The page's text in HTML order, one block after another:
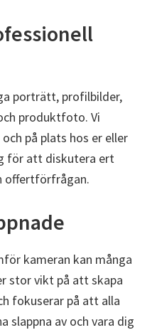
porträtt, profilbilder,
produktfoto. Vi
på plats hos er eller
för att diskutera ert
offertförfrågan.
kameran kan många
stor vikt på att skapa
fokuserar på att alla
slappna av och vara dig